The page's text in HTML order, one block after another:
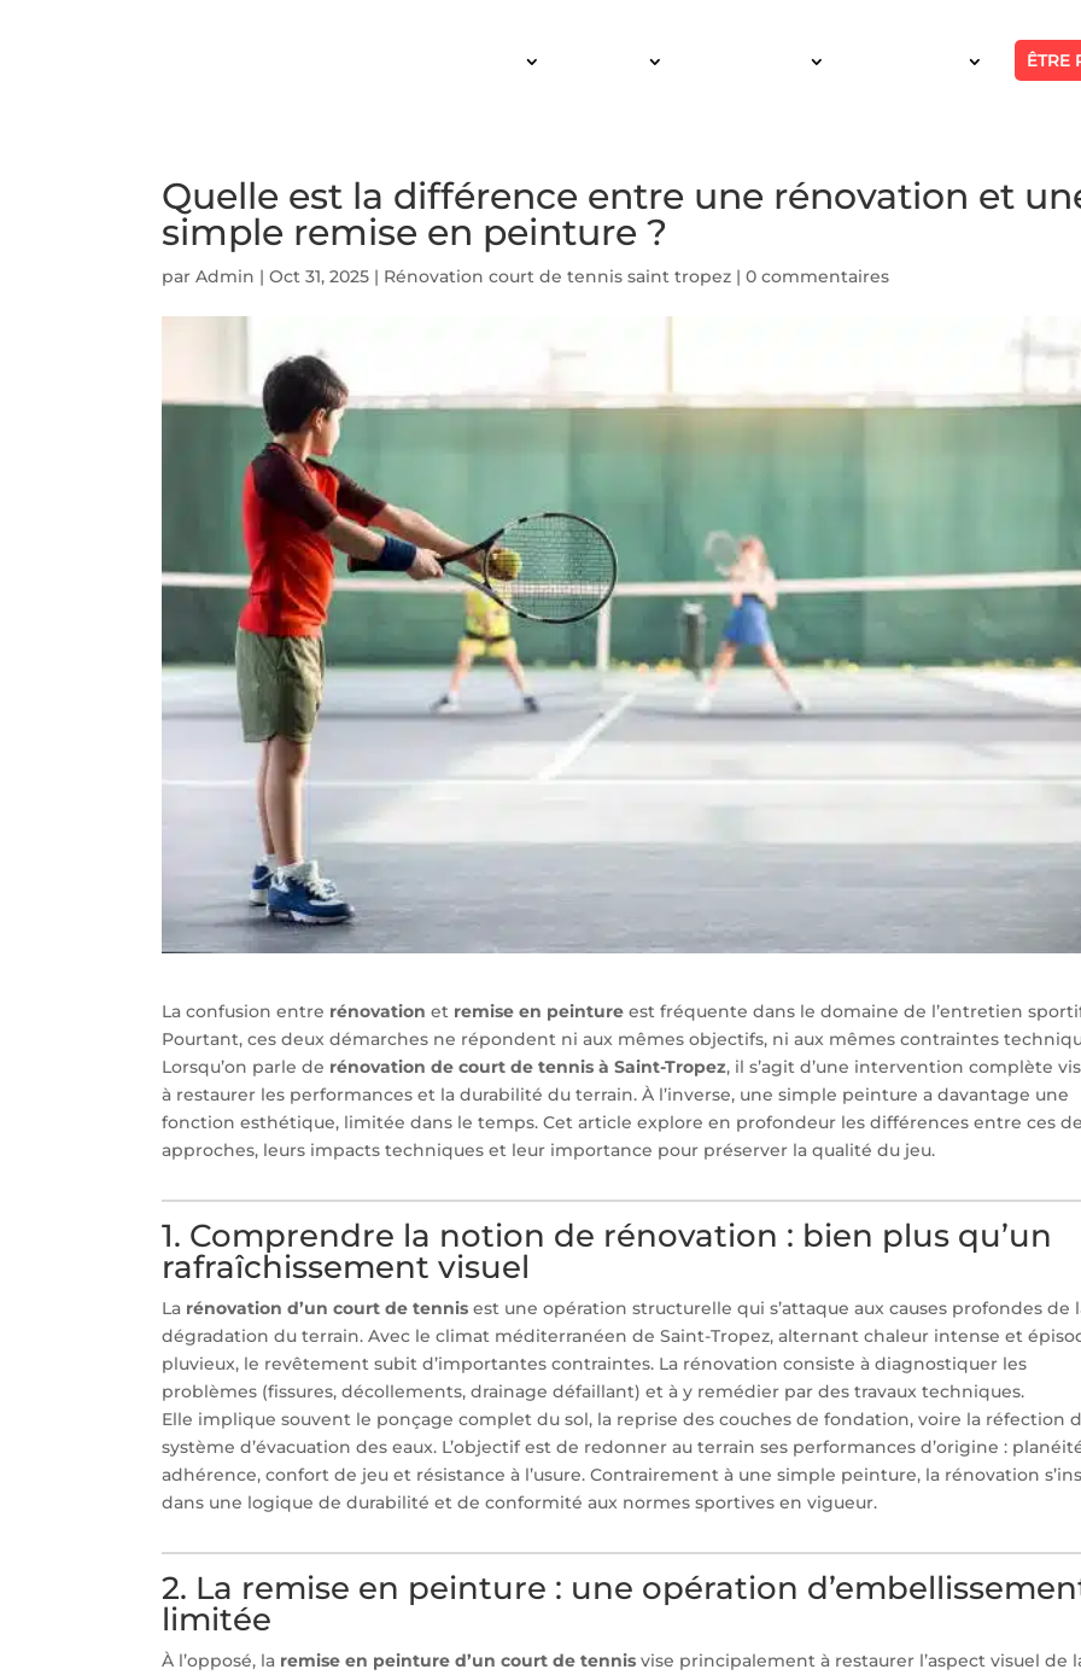
ÊTRE
Quelle est la différence entre une rénovation et
simple remise en peinture ?
parAdmin |Oct 31, 2025 | Rénovation court de tennis saint tropez |0 commentaires
La confusion entre rénovation et remise en peinture est fréquente dans le domaine de l’entretien
Pourtant, ces deux démarches ne répondent ni aux mêmes objectifs, ni aux mêmes contraintes
Lorsqu’on parle de rénovation de court de tennis à Saint-Tropez, il s’agit d’une intervention complète
à restaurer les performances et la durabilité du terrain. À l’inverse, une simple peinture a davantage une
fonction esthétique, limitée dans le temps. Cet article explore en profondeur les différences entre ces
approches, leurs impacts techniques et leur importance pour préserver la qualité du jeu.
1. Comprendre la notion de rénovation : bien plus qu’un
rafraîchissement visuel
La rénovation d’un court de tennis est une opération structurelle qui s’attaque aux causes profondes de
dégradation du terrain. Avec le climat méditerranéen de Saint-Tropez, alternant chaleur intense et
pluvieux, le revêtement subit d’importantes contraintes. La rénovation consiste à diagnostiquer les
problèmes (fissures, décollements, drainage défaillant) et à y remédier par des travaux techniques.
Elle implique souvent le ponçage complet du sol, la reprise des couches de fondation, voire la réfection
système d’évacuation des eaux. L’objectif est de redonner au terrain ses performances d’origine :
adhérence, confort de jeu et résistance à l’usure. Contrairement à une simple peinture, la rénovation
dans une logique de durabilité et de conformité aux normes sportives en vigueur.
2. La remise en peinture : une opération
limitée
À l’opposé, la remise en peinture d’un court de tennis vise principalement à restaurer l’aspect visuel de